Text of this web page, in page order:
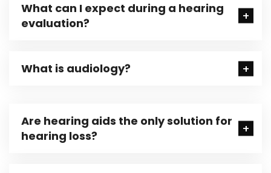
What can I expect during a hearing
evaluation?
What is audiology?
Are hearing aids the only solution for
hearing loss?